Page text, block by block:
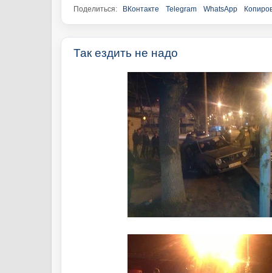
Поделиться: ВКонтакте Telegram WhatsApp
Так ездить не надо